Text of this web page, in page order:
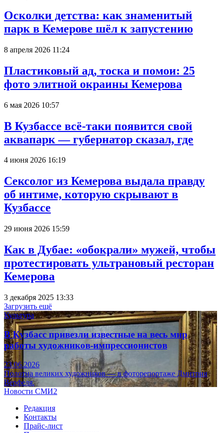
Осколки детства: как знаменитый
парк в Кемерове шёл к запустению
8 апреля 2026 11:24
Пластиковый ад, тоска и помои: 25
фото элитной окраины Кемерова
6 мая 2026 10:57
В Кузбассе всё-таки появится свой
аквапарк — губернатор сказал, где
4 июня 2026 16:19
Сексолог из Кемерова выдала правду
об интиме, которую скрывают в
Кузбассе
29 июня 2026 15:59
Как в Дубае: «обокрали» мужей, чтобы
протестировать ультрановый ресторан
Кемерова
3 декабря 2025 13:33
Загрузить ещё
Культура
В Кузбасс привезли известные на весь мир
работы художников-импрессионистов
23.06.2026
Полотна великих художников — в фоторепортаже Дмитрия
Верфеля.
Новости СМИ2
Редакция
Контакты
Прайс-лист